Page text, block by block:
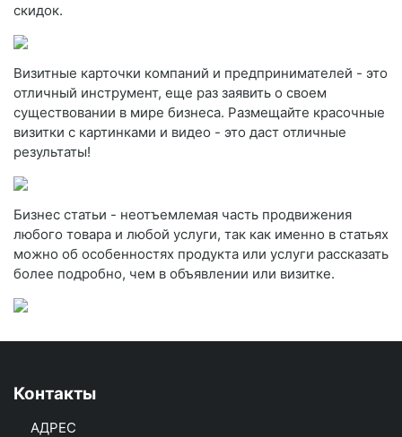
скидок.
Визитные карточки компаний и предпринимателей - это
отличный инструмент, еще раз заявить о своем
существовании в мире бизнеса. Размещайте красочные
визитки с картинками и видео - это даст отличные
результаты!
Бизнес статьи - неотъемлемая часть продвижения
любого товара и любой услуги, так как именно в статьях
можно об особенностях продукта или услуги рассказать
более подробно, чем в объявлении или визитке.
Контакты
АДРЕС